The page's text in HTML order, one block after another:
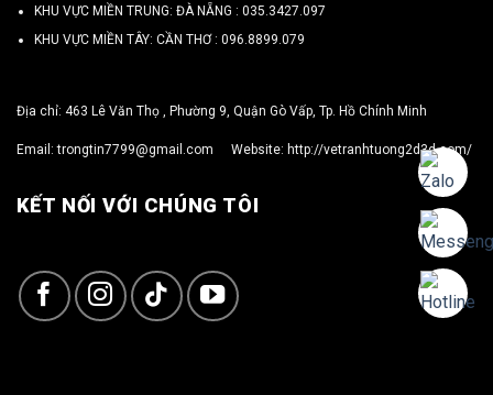
KHU VỰC MIỀN TRUNG: ĐÀ NẴNG : 035.3427.097
KHU VỰC MIỀN TÂY: CẦN THƠ : 096.8899.079
Địa chỉ: 463 Lê Văn Thọ , Phường 9, Quận Gò Vấp, Tp. Hồ Chính Minh
Email:trongtin7799@gmail.com Website: http://vetranhtuong2d3d.com/
KẾT NỐI VỚI CHÚNG TÔI